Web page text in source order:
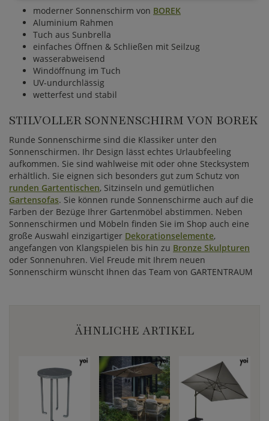
moderner Sonnenschirm von BOREK
Aluminium Rahmen
Tuch aus Sunbrella
einfaches Öffnen & Schließen mit Seilzug
wasserabweisend
Windöffnung im Tuch
UV-undurchlässig
wetterfest und stabil
STILVOLLER SONNENSCHIRM VON BOREK
Runde Sonnenschirme sind die Klassiker unter den
Sonnenschirmen. Ihr Design lässt echtes Urlaubfeeling
aufkommen. Sie sind wahlweise mit oder ohne Stecksystem
erhältlich. Sie eignen sich besonders gut zum Schutz von
runden Gartentischen, Sitzinseln und gemütlichen
Gartensofas. Sie können runde Sonnenschirme auch auf die
Farben der Bezüge Ihrer Gartenmöbel abstimmen. Neben
Sonnenschirmen und Möbeln finden Sie im Shop auch eine
große Auswahl einzigartiger Dekorationselemente,
angefangen von Klangspielen bis hin zu Bronze Skulpturen
oder Sonnenuhren. Viel Freude mit Ihrem neuen
Sonnenschirm wünscht Ihnen das Team von GARTENTRAUM
ÄHNLICHE ARTIKEL